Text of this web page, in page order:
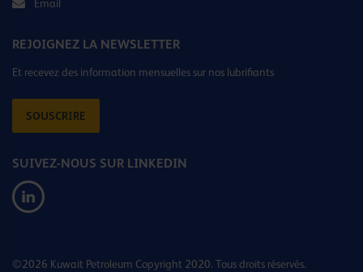
Email
REJOIGNEZ LA NEWSLETTER
Et recevez des information mensuelles sur nos lubrifiants
SOUSCRIRE
SUIVEZ-NOUS SUR LINKEDIN
©2026 Kuwait Petroleum Copyright 2020. Tous droits réservés.